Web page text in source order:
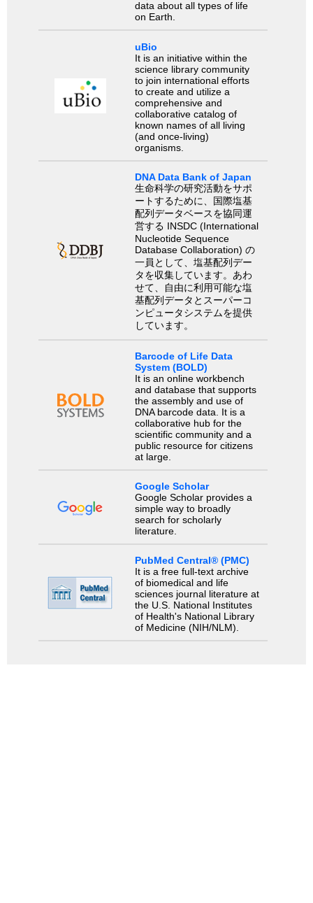
data about all types of life
on Earth.
uBio
It is an initiative within the
science library community
to join international efforts
to create and utilize a
comprehensive and
collaborative catalog of
known names of all living
(and once-living)
organisms.
DNA Data Bank of Japan
生命科学の研究活動をサポ
ートするために、国際塩基
配列データベースを協同運
営する INSDC (International
Nucleotide Sequence
Database Collaboration) の
一員として、塩基配列デー
タを収集しています。あわ
せて、自由に利用可能な塩
基配列データとスーパーコ
ンピュータシステムを提供
しています。
Barcode of Life Data
System (BOLD)
It is an online workbench
and database that supports
the assembly and use of
DNA barcode data. It is a
collaborative hub for the
scientific community and a
public resource for citizens
at large.
Google Scholar
Google Scholar provides a
simple way to broadly
search for scholarly
literature.
PubMed Central® (PMC)
It is a free full-text archive
of biomedical and life
sciences journal literature at
the U.S. National Institutes
of Health's National Library
of Medicine (NIH/NLM).